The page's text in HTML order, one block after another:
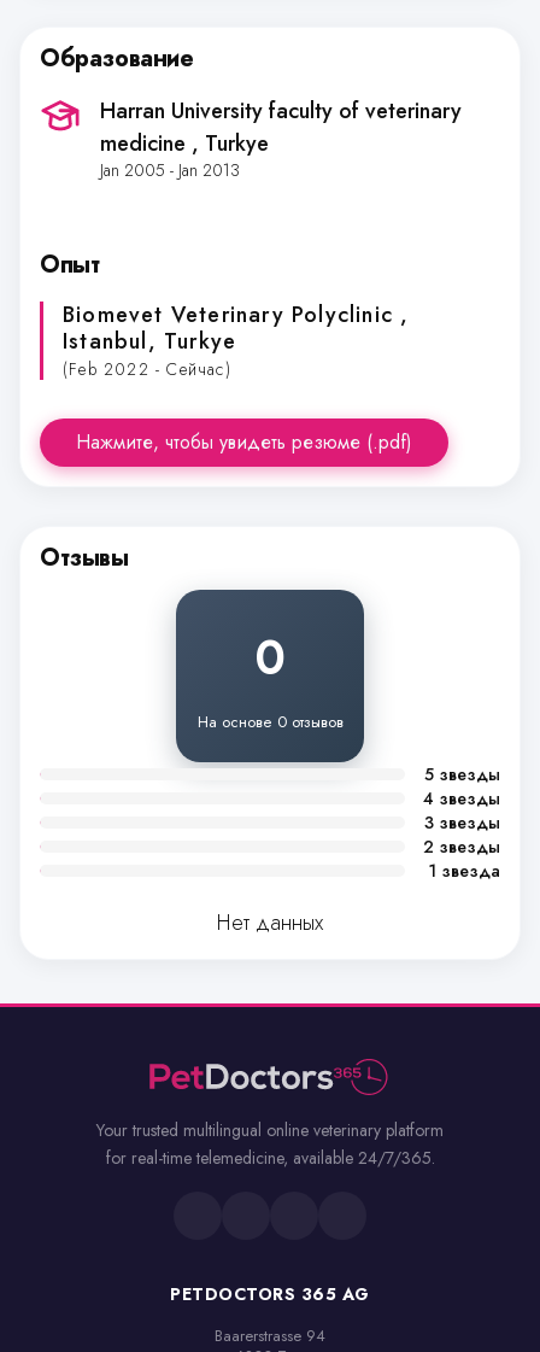
Образование
Harran University faculty of veterinary
medicine , Turkye
Jan 2005 - Jan 2013
Опыт
Biomevet Veterinary Polyclinic ,
Istanbul, Turkye
(Feb 2022 - Сейчас)
Нажмите, чтобы увидеть резюме (.pdf)
Отзывы
0
На основе 0 отзывов
5 звезды
4 звезды
3 звезды
2 звезды
1 звезда
Нет данных
Your trusted multilingual online veterinary platform
for real-time telemedicine, available 24/7/365.
PETDOCTORS 365 AG
Baarerstrasse 94